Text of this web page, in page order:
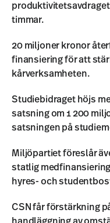
timmar.
20 miljoner kronor
finansiering för att
kårverksamheten.
Studiebidraget höjs
satsning om 1 200
satsningen på
Miljöpartiet föreslår
statlig
hyres- och
CSN får förstärkning